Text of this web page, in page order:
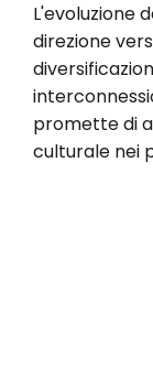
L'evoluzione
direzione
promette di
culturale nei